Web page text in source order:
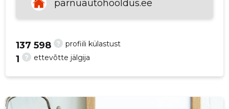
parnuautohooldus.ee
? profiili külastust
137 598
? ettevõtte jälgija
1